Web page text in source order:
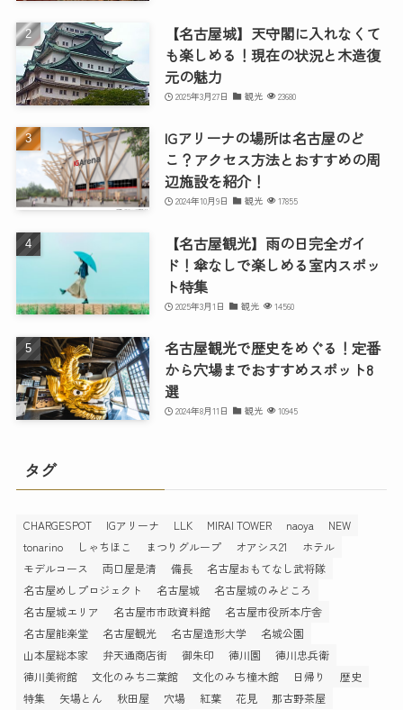
【名古屋城】天守閣に入れなくて
も楽しめる！現在の状況と木造復
元の魅力
2025年3月27日 観光 23680
IGアリーナの場所は名古屋のど
こ？アクセス方法とおすすめの周
辺施設を紹介！
2024年10月9日 観光 17855
【名古屋観光】雨の日完全ガイ
ド！傘なしで楽しめる室内スポッ
ト特集
2025年3月1日 観光 14560
名古屋観光で歴史をめぐる！定番
から穴場までおすすめスポット8
選
2024年8月11日 観光 10945
タグ
CHARGESPOT IGアリーナ LLK MIRAI TOWER naoya
NEW
tonarino
しゃちほこ まつりグループ オアシス21
ホテル
モデルコース
両口屋是清 備長
名古屋おもてなし武将隊
名古屋めしプロジェクト
名古屋城
名古屋城のみどころ
名古屋城エリア
名古屋市市政資料館
名古屋市役所本庁舎
名古屋能楽堂
名古屋観光 名古屋造形大学
名城公園
山本屋総本家
弁天通商店街 御朱印 徳川園
徳川忠兵衛
徳川美術館
文化のみち二葉館 文化のみち橦木館 日帰り
歴史
特集
矢場とん 秋田屋 穴場 紅葉 花見
那古野茶屋